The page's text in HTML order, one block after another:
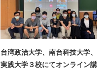
台湾政治大学、南台科技大学、
実践大学３校にてオンライン講